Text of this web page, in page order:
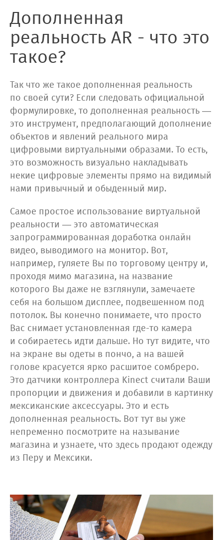
Дополненная
реальность AR - что это
такое?
Так что же такое дополненная реальность
по своей сути? Если следовать официальной
формулировке, то дополненная реальность —
это инструмент, предполагающий дополнение
объектов и явлений реального мира
цифровыми виртуальными образами. То есть,
это возможность визуально накладывать
некие цифровые элементы прямо на видимый
нами привычный и обыденный мир.
Самое простое использование виртуальной
реальности — это автоматическая
запрограммированная доработка онлайн
видео, выводимого на монитор. Вот,
например, гуляете Вы по торговому центру и,
проходя мимо магазина, на название
которого Вы даже не взглянули, замечаете
себя на большом дисплее, подвешенном под
потолок. Вы конечно понимаете, что просто
Вас снимает установленная где-то камера
и собираетесь идти дальше. Но тут видите, что
на экране вы одеты в пончо, а на вашей
голове красуется ярко расшитое сомбреро.
Это датчики контроллера Kinect считали Ваши
пропорции и движения и добавили в картинку
мексиканские аксессуары. Это и есть
дополненная реальность. Вот тут вы уже
непременно посмотрите на называние
магазина и узнаете, что здесь продают одежду
из Перу и Мексики.